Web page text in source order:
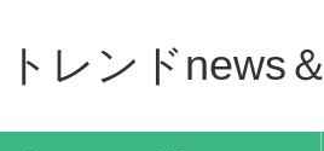
レンドnews